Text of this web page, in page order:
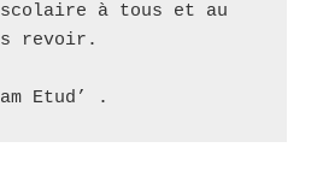
scolaire à tous et au
revoir.
Etud’ .